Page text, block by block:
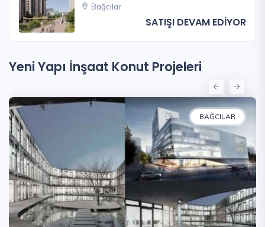
Bağcılar
SATIŞI DEVAM EDİYOR
Yeni Yapı İnşaat Konut Projeleri
BAĞCILAR